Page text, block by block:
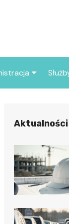
skarbowy
miasta
Policja
Aktualności